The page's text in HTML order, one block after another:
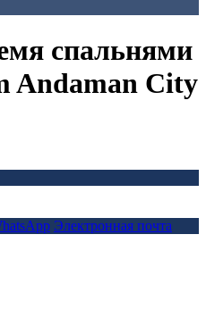
спальнями
Andaman City
Электронная почта